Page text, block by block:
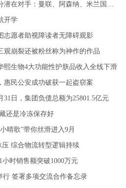
巴萨官方晒欧冠小组赛部分潜在对手：曼联、阿森纳、米兰国米在列
开学
志愿者助视障读者无障碍观影
观崩裂还被粉丝称为神作的作品
熙生物4大功能性护肤品收入全线下滑
惠民公安成功破获一起盗窃案
31日，集团负债总额为25801.5亿元
还是冷冻保存好
晴歌”带你丝滑进入9月
压 综合物流转型逻辑持续
时销售额突破1000万元
行 签署多项交流合作备忘录